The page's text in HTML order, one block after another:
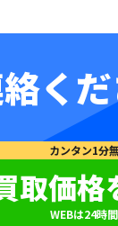
く
カンタン1分
取価格
WEBは24時